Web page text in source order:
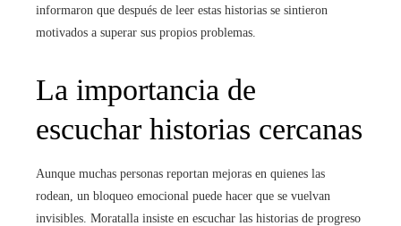
informaron que después de leer estas historias se sintieron
motivados a superar sus propios problemas.
La importancia de
escuchar historias cercanas
Aunque muchas personas reportan mejoras en quienes las
rodean, un bloqueo emocional puede hacer que se vuelvan
invisibles. Moratalla insiste en escuchar las historias de progreso